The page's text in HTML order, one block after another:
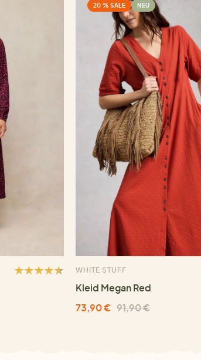
20 % SALE NEU
WHITE STUFF
Kleid Megan Red
73,90 € 91,90 €